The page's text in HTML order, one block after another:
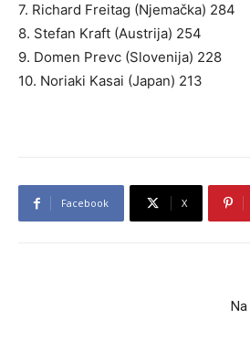
7. Richard Freitag (Njemačka) 284
8. Stefan Kraft (Austrija) 254
9. Domen Prevc (Slovenija) 228
10. Noriaki Kasai (Japan) 213
Facebook X